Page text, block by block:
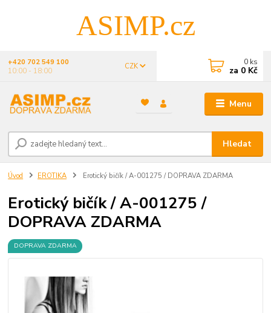
ASIMP.cz
Menu
CZK
Hledat
+420 702 549 100
10:00 - 18:00
0 ks
za 0 Kč
Úvod EROTIKA Erotický bičík / A-001275 / DOPRAVA ZDARMA
Erotický bičík / A-001275 /
DOPRAVA ZDARMA
DOPRAVA ZDARMA